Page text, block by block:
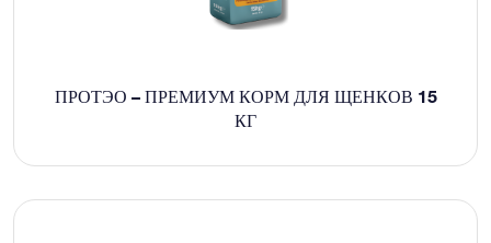
ПРОТЭО – ПРЕМИУМ КОРМ ДЛЯ ЩЕНКОВ 15
КГ